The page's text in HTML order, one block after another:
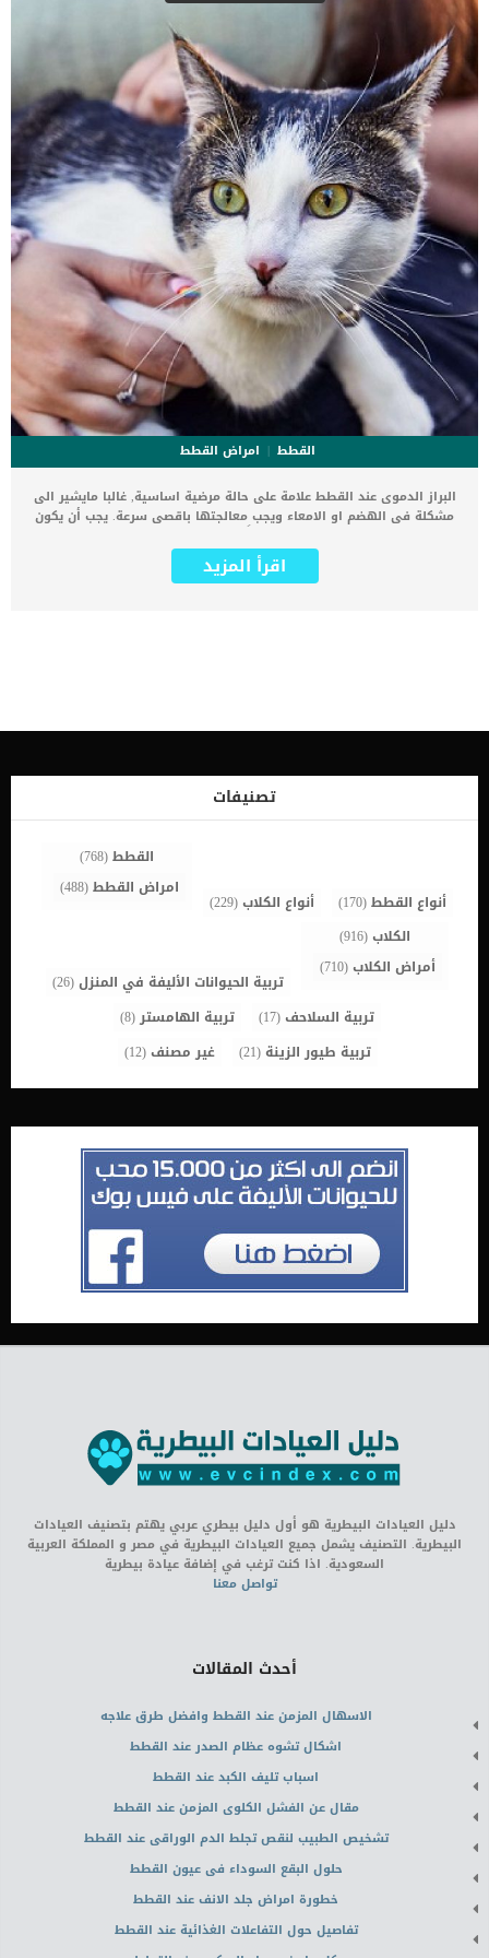
العيادة البيطرية, ومن ضمن هذه الاعراض: وجع بطن الإسهال حمى خمول
رفض الأكل أو الشرب المخاط له لون يوجد تغير في لون البراز التقيؤ كما
انه من […]
القطط
امراض القطط
البراز الدموى عند القطط علامة على حالة مرضية اساسية, غالبا مايشير الى
مشكلة فى الهضم او الامعاء ويجب معالجتها باقصى سرعة. يجب أن يكون
سائلًا أو كريه الرائحة للغاية. اثناء قيامتك بتنظيف الليتر بوكس عليك
الفحص والتدقيق لاكتشاف اى حالة غريبة او علامة تدل على مشكلة صحية.
بحلول الوقت الذي يظهر فيه في براز القط ، مما يجعله يبدو أسودًا
نهاية الجهاز الهضمي – خاصة الأمعاء الغليظة أو المستقيم أو منطقة
الشرج. _ اسهال احمر ساطع اللون يكون للقط دم أحمر فاتح في الإسهال
، فإن المشكلة الكامنة تسببت في […]
اقرأ المزيد
تصنيفات
أنواع القطط(170) أنواع الكلاب(229)
القطط(768)
امراض القطط(488)
الكلاب(916)
أمراض الكلاب(710)
تربية الحيوانات الأليفة في المنزل(26)
تربية السلاحف(17) تربية الهامستر(8)
تربية طيور الزينة (21) غير مصنف(12)
دليل العيادات البيطرية هو أول دليل بيطري عربي يهتم بتصنيف العيادات
البيطرية. التصنيف يشمل جميع العيادات البيطرية في مصر و المملكة العربية
السعودية. اذا كنت ترغب في إضافة عيادة بيطرية
تواصل معنا
أحدث المقالات
الاسهال المزمن عند القطط وافضل طرق علاجه
اشكال تشوه عظام الصدر عند القطط
اسباب تليف الكبد عند القطط
مقال عن الفشل الكلوى المزمن عند القطط
تشخيص الطبيب لنقص تجلط الدم الوراقى عند القطط
حلول البقع السوداء فى عيون القطط
خطورة امراض جلد الانف عند القطط
تفاصيل حول التفاعلات الغذائية عند القطط